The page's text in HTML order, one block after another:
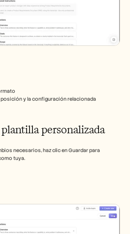
y la configuración relacionada
personalizada
necesarios, haz clic en Guardar para
tuya.